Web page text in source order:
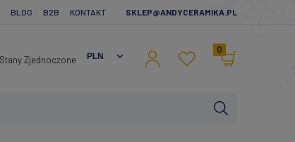
BLOG B2B KONTAKT SKLEP@ANDYCERAMIKA.PL
0